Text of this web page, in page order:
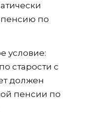
пенсию по
условие:
старости с
должен
пенсии по